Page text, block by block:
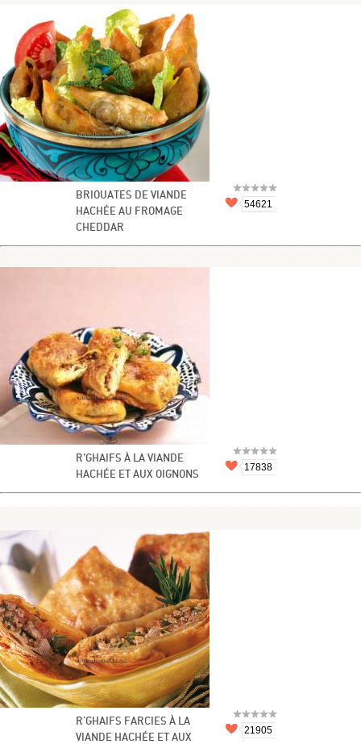
BRIOUATES DE VIANDE
HACHÉE AU FROMAGE
CHEDDAR
54621
R’GHAIFS À LA VIANDE
HACHÉE ET AUX OIGNONS
17838
R'GHAIFS FARCIES À LA
VIANDE HACHÉE ET AUX
21905